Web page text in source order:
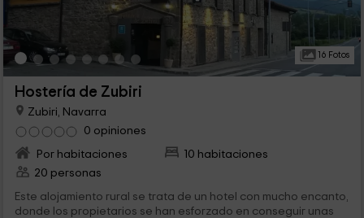
16 Fotos
Hostería de Zubiri
Zubiri, Navarra
0 opiniones
Por habitaciones
10 habitaciones
20 personas
Este alojamiento rural se trata de un hotel con mucho encanto,
donde los propietarios se han esforzado en conseguir unas